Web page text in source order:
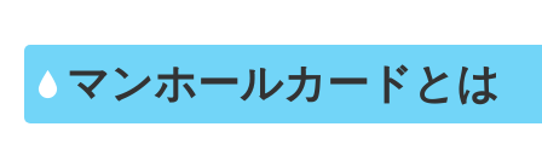
マンホールカードとは